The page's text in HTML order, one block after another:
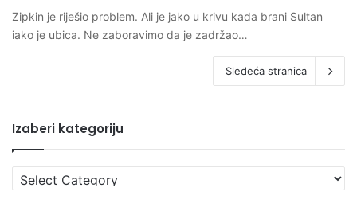
Zipkin je riješio problem. Ali je jako u krivu kada brani Sultan
iako je ubica. Ne zaboravimo da je zadržao…
Sledeća stranica
Izaberi kategoriju
Izaberi
kategoriju